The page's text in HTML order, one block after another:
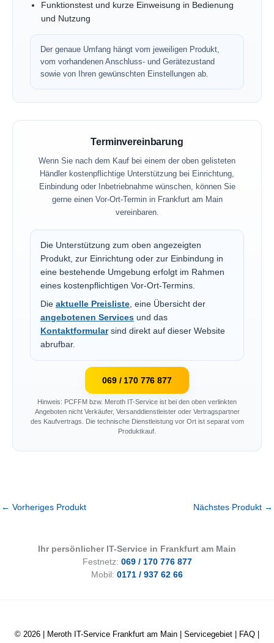
Funktionstest und kurze Einweisung in Bedienung
und Nutzung
Der genaue Umfang hängt vom jeweiligen Produkt,
vom vorhandenen Anschluss- und Gerätezustand
sowie von Ihren gewünschten Einstellungen ab.
Terminvereinbarung
Wenn Sie nach dem Kauf bei einem der oben gelisteten
Händler kostenpflichtige Unterstützung bei Einrichtung,
Einbindung oder Inbetriebnahme wünschen, können Sie
gerne einen Vor-Ort-Termin in Frankfurt am Main
vereinbaren.
Die Unterstützung zum oben angezeigten
Produkt, zur Einrichtung oder zur Einbindung in
eine bestehende Umgebung erfolgt im Rahmen
eines kostenpflichtigen Vor-Ort-Termins.
Die aktuelle Preisliste, eine Übersicht der
angebotenen Services und das
Kontaktformularsind direkt auf dieser Website
abrufbar.
069 / 170 776 877
Hinweis: PCFFM bzw. Meroth IT-Service ist bei den oben verlinkten
Angeboten nicht Verkäufer, Versanddienstleister oder Vertragspartner
des Kaufvertrags. Die technische Dienstleistung vor Ort ist separat vom
Produktkauf.
← Vorheriges Produkt Nächstes Produkt →
Ihr persönlicher IT-Service in Frankfurt am Main
Festnetz: 069 / 170 776 877
Mobil: 0171 / 937 62 66
© 2026 | Meroth IT-Service Frankfurt am Main Servicegebiet FAQ